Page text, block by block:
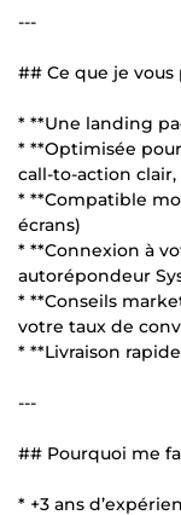
---
## Ce que je vous
* **Une landing
* **Optimisée
call-to-action
* **Compatible
écrans)
* **Connexion à
autorépondeur
* **Conseils
votre taux de
* **Livraison
---
## Pourquoi me
* +3 ans